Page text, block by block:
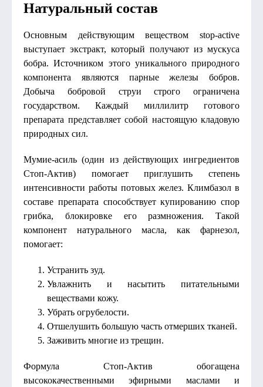
Натуральный состав
Основным действующим веществом stop-active
выступает экстракт, который получают из мускуса
бобра. Источником этого уникального природного
компонента являются парные железы бобров.
Добыча бобровой струи строго ограничена
государством. Каждый миллилитр готового
препарата представляет собой настоящую кладовую
природных сил.
Мумие-асиль (один из действующих ингредиентов
Стоп-Актив) помогает приглушить степень
интенсивности работы потовых желез. Климбазол в
составе препарата способствует купированию спор
грибка, блокировке его размножения. Такой
компонент натурального масла, как фарнезол,
помогает:
Устранить зуд.
Увлажнить и насытить питательными
веществами кожу.
Убрать огрубелости.
Отшелушить большую часть отмерших тканей.
Заживить многие из трещин.
Формула Стоп-Актив обогащена
высококачественными эфирными маслами и